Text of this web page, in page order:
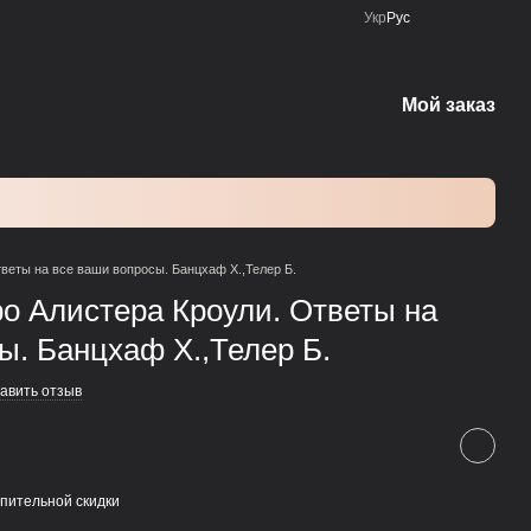
Укр Рус
Мой заказ
на все ваши вопросы. Банцхаф Х.,Телер Б.
Алистера Кроули. Ответы на
Банцхаф Х.,Телер Б.
отзыв
скидки